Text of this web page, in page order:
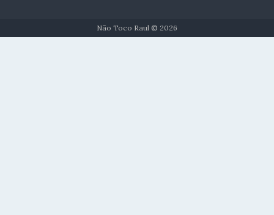
Não Toco Raul © 2026